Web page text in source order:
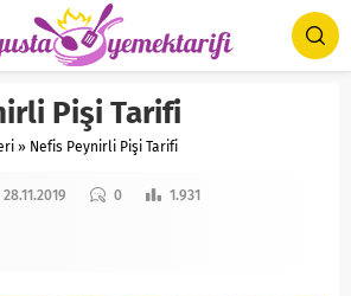
Pişi Tarifi
» Nefis Peynirli Pişi Tarifi
28.11.2019 0 1.931